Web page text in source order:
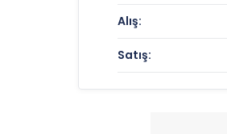
Alış:
Satış: